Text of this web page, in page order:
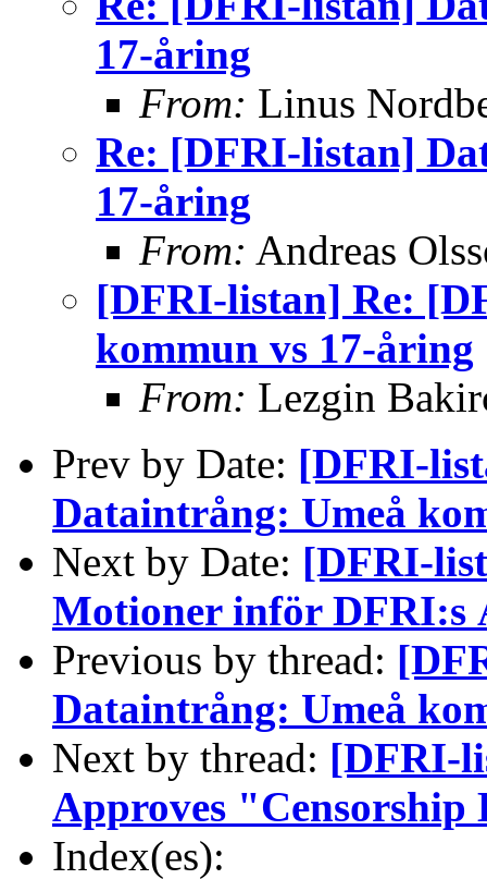
17-åring
From: Linus
Re: [DFRI-listan]
17-åring
From: Andreas
[DFRI-listan] Re:
kommun vs 17-åring
From: Lezgin
Prev by Date: [DFRI-
Dataintrång: Umeå
Next by Date: [DFRI-
Motioner inför DFRI:s
Previous by thread:
Dataintrång: Umeå
Next by thread: [DFRI-
Approves
Index(es):